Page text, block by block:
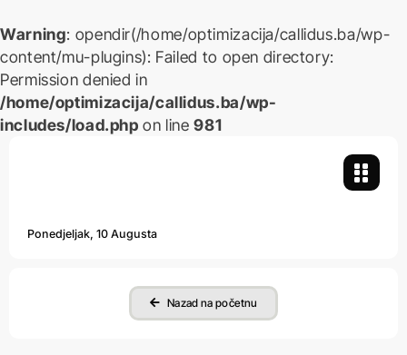
Warning: opendir(/home/optimizacija/callidus.ba/wp-
content/mu-plugins): Failed to open directory:
Permission denied in
/home/optimizacija/callidus.ba/wp-
includes/load.php on line981
Ponedjeljak, 10 Augusta
Nazad na početnu